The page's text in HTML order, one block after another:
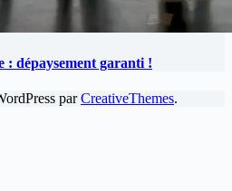
: dépaysement garanti !
parCreativeThemes.